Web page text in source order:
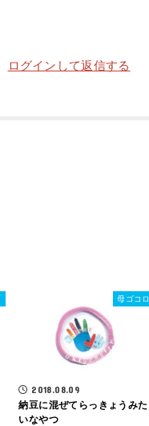
ログインして返信する
母ゴコロ
2018.08.09
納豆に混ぜてらっきょうみた
いなやつ